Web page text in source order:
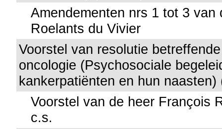
Amendementen nrs 1 tot 3 van
Roelants du Vivier
Voorstel van resolutie
oncologie (Psychosociale
kankerpatiënten en hun naasten)
Voorstel van de heer François
c.s.